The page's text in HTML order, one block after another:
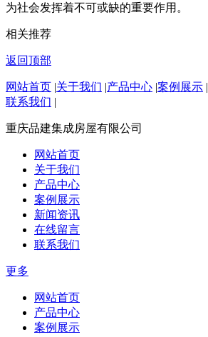
为社会发挥着不可或缺的重要作用。
相关推荐
返回顶部
网站首页 |关于我们 |产品中心 |案例展示 |
联系我们 |
重庆品建集成房屋有限公司
网站首页
关于我们
产品中心
案例展示
新闻资讯
在线留言
联系我们
更多
网站首页
产品中心
案例展示